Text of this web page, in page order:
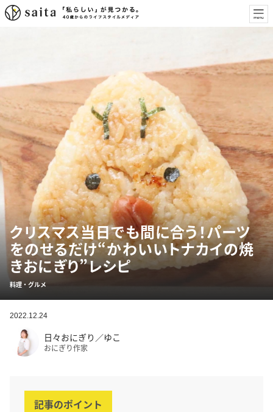
クリスマス当日でも間に合う！パーツ
をのせるだけ“かわいいトナカイの焼
きおにぎり”レシピ
料理・グルメ
2022.12.24
日々おにぎり／ゆこ
おにぎり作家
記事のポイント